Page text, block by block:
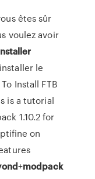
êtes sûr
voulez avoir
le
Install FTB
is a tutorial
1.10.2 for
on
+modpack